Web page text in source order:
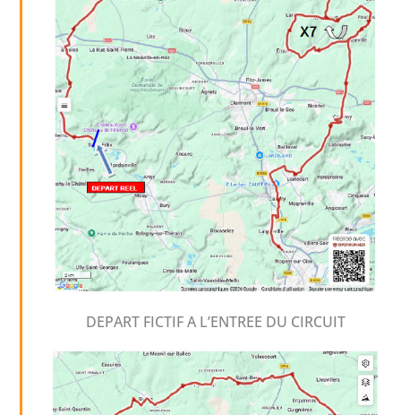
DEPART FICTIF A L’ENTREE DU CIRCUIT